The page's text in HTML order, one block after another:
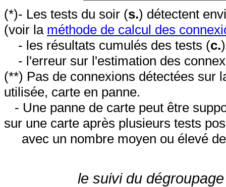
(*)- Les tests du soir (s.) détectent
(voir la méthode de calcul des
- les résultats cumulés des tests (c.
- l'erreur sur l'estimation des
(**) Pas de connexions détectées sur
utilisée, carte en panne.
- Une panne de carte peut être
sur une carte après plusieurs tests
avec un nombre moyen ou élevé
le suivi du